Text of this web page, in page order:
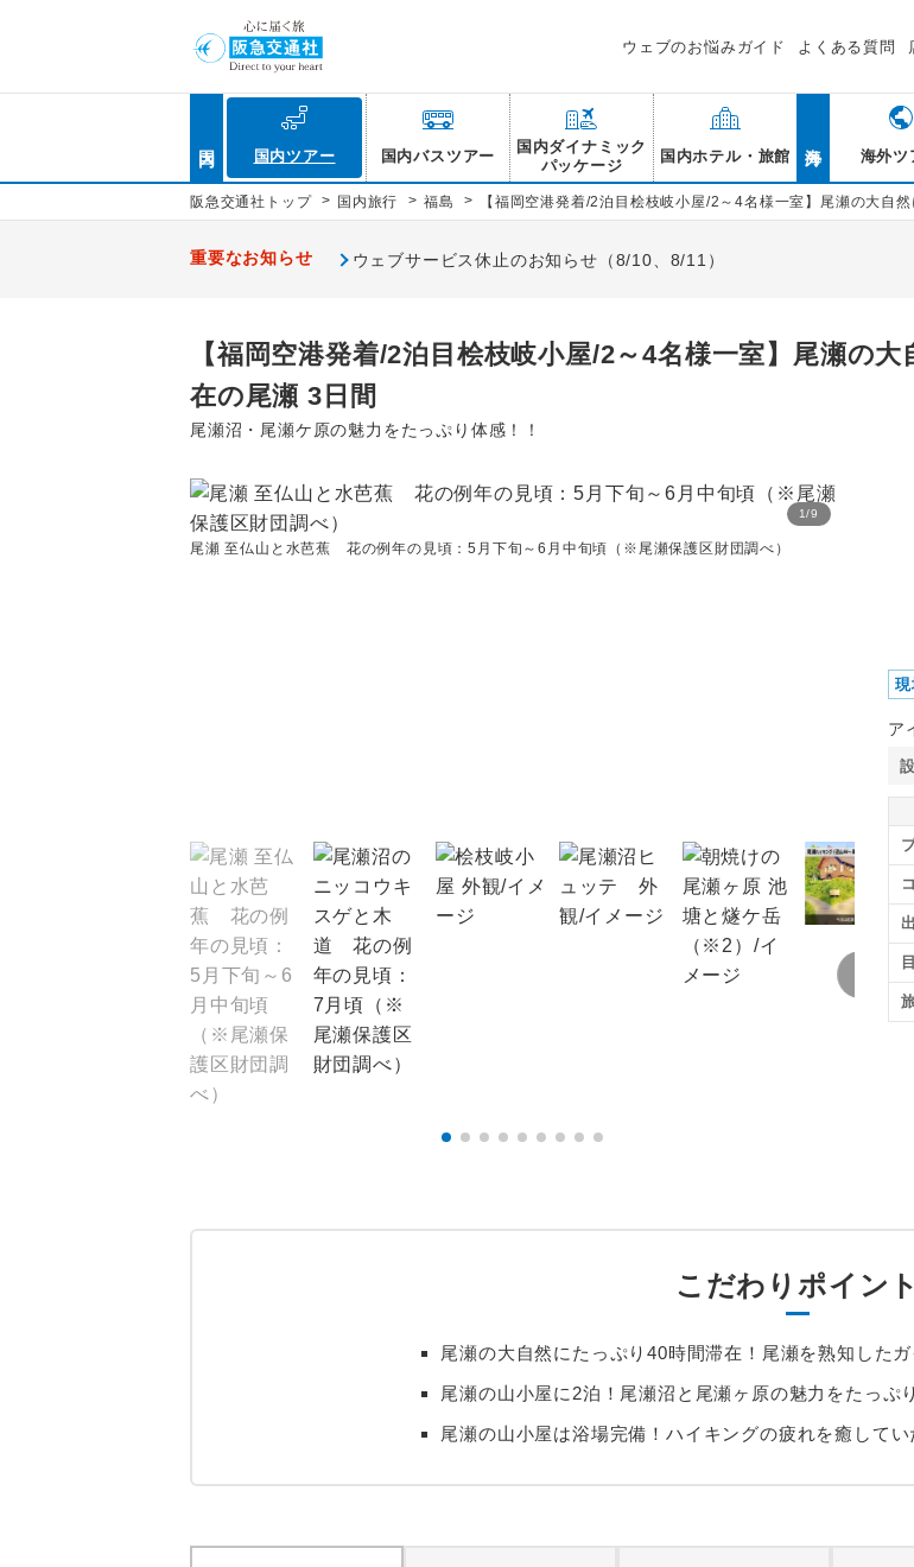
ウェブのお悩みガイド よくある質問
国内ツアー 国内バスツアー
国内ダイナミック
パッケージ
国内ホテル・旅館 海外ツ
阪急交通社トップ > 国内旅行 > 福島 > 【福岡空港発着/2泊目桧枝岐小屋/2～4名様一室】尾瀬の大自
重要なお知らせ ウェブサービス休止のお知らせ（8/10、8/11）
【福岡空港発着/2泊目桧枝岐小屋/2～4名様一室】尾瀬の
在の尾瀬 3日間
尾瀬沼・尾瀬ケ原の魅力をたっぷり体感！！
1/9
尾瀬 至仏山と水芭蕉 花の例年の見頃：5月下旬～6月中旬頃（※尾瀬保護区財団調べ） 尾
ア
こだわりポイント
尾瀬の大自然にたっぷり40時間滞在！尾瀬を熟知した
尾瀬の山小屋に2泊！尾瀬沼と尾瀬ヶ原の魅力をたっぷ
尾瀬の山小屋は浴場完備！ハイキングの疲れを癒してい